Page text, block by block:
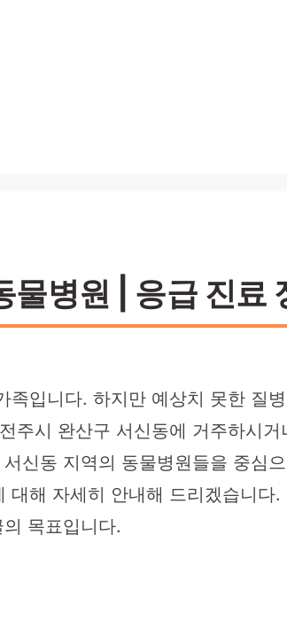
병원 | 응급 진료
입니다. 하지만 예상치 못한 질
주시 완산구 서신동에 거주하시
신동 지역의 동물병원들을 중심
해 자세히 안내해 드리겠습니
목표입니다.